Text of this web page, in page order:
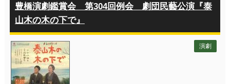
豊橋演劇鑑賞会 第304回例会 劇団民藝公演『泰
山木の木の下で』
演劇